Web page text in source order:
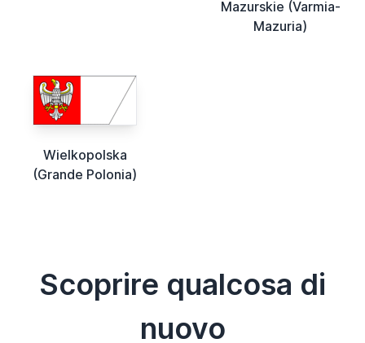
Mazurskie (Varmia-
Mazuria)
Wielkopolska
(Grande Polonia)
Scoprire qualcosa di
nuovo